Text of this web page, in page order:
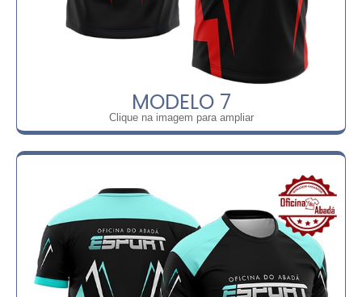
MODELO 7
Clique na imagem para ampliar